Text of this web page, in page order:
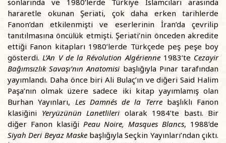
sonlarında ve 1980’lerde Türkiye İslamcıları arasında
hararetle okunan Şeriati, çok daha erken tarihlerde
Fanon’dan etkilenmişti ve eserlerinin İran’da çevrilip
tanıtılmasına öncülük etmişti. Şeriati’nin önceden akredite
ettiği Fanon kitapları 1980’lerde Türkçede peş peşe boy
gösterdi.L’An V de la Révolution Algérienne 1983’te Cezayir
Bağımsızlık Savaşı’nın Anatomisi başlığıyla Pınar tarafından
yayımlandı. Daha önce biri Ali Bulaç’ın ve diğeri Said Halim
Paşa’nın olmak üzere sadece iki kitap yayımlamış olan
Burhan Yayınları, Les Damnés de la Terrebaşlıklı Fanon
klasiğini Yeryüzünün Lanetlileri olarak 1984’te bastı. Bir
diğer Fanon klasiği Peau Noire, Masques Blancs, 1988’de
Siyah Deri Beyaz Maskebaşlığıyla Seçkin Yayınları’ndan çıktı.